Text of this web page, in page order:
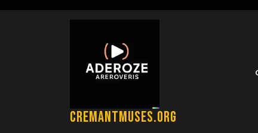
cremantmuses.org